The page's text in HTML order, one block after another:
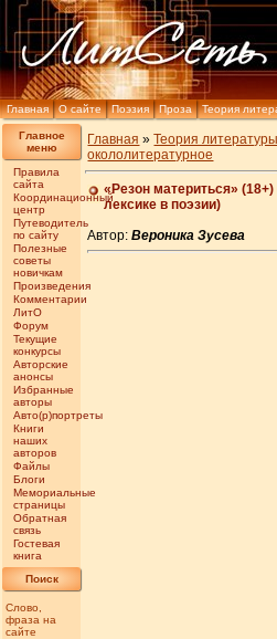
Главная О сайте Поэзия Проза Теория
Главное
меню
Правила
сайта
Координационный
центр
Путеводитель
по сайту
Полезные
советы
новичкам
Произведения
Комментарии
ЛитО
Форум
Текущие
конкурсы
Авторские
анонсы
Избранные
авторы
Авто(р)портреты
Книги
наших
авторов
Файлы
Блоги
Мемориальные
страницы
Обратная
связь
Гостевая
книга
Поиск
Слово,
фраза на
сайте
Главная »Теория литературы
окололитературное
«Резон материться»
лексике в поэзии)
Автор:Вероника Зусева